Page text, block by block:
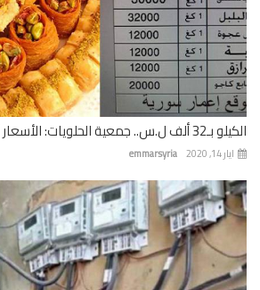
الحلويات: الأسعار أرخص من باقي...
emmarsyria